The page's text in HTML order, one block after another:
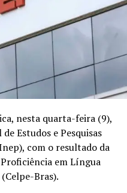
nesta quarta-feira (9),
Estudos e Pesquisas
com o resultado da
em Língua
Bras).